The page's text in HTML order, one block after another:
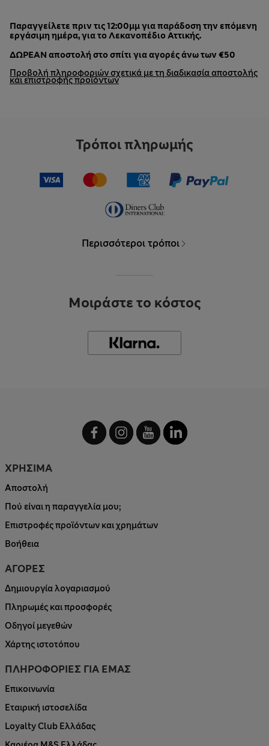
Παραγγείλετε πριν τις 12:00μμ για παράδοση την επόμενη
εργάσιμη ημέρα, για το Λεκανοπέδιο Αττικής.
ΔΩΡΕΑΝ αποστολή στο σπίτι για αγορές άνω των €50
Προβολή πληροφοριών σχετικά με τη διαδικασία αποστολής
και επιστροφής προϊόντων
Τρόποι πληρωμής
Περισσότεροι τρόποι
Μοιράστε το κόστος
ΧΡΗΣΙΜΑ
Αποστολή
Πού είναι η παραγγελία μου;
Επιστροφές προϊόντων και χρημάτων
Βοήθεια
ΑΓΟΡΕΣ
Δημιουργία λογαριασμού
Πληρωμές και προσφορές
Οδηγοί μεγεθών
Χάρτης ιστοτόπου
ΠΛΗΡΟΦΟΡΙΕΣ ΓΙΑ ΕΜΑΣ
Επικοινωνία
Εταιρική ιστοσελίδα
Loyalty Club Ελλάδας